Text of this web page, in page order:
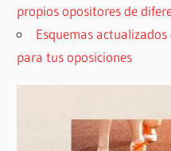
propios opositores de
Esquemas
para tus oposiciones